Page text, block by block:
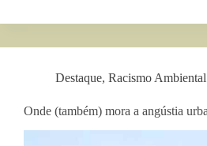
Destaque, Racismo Ambiental
Onde (também) mora a angústia